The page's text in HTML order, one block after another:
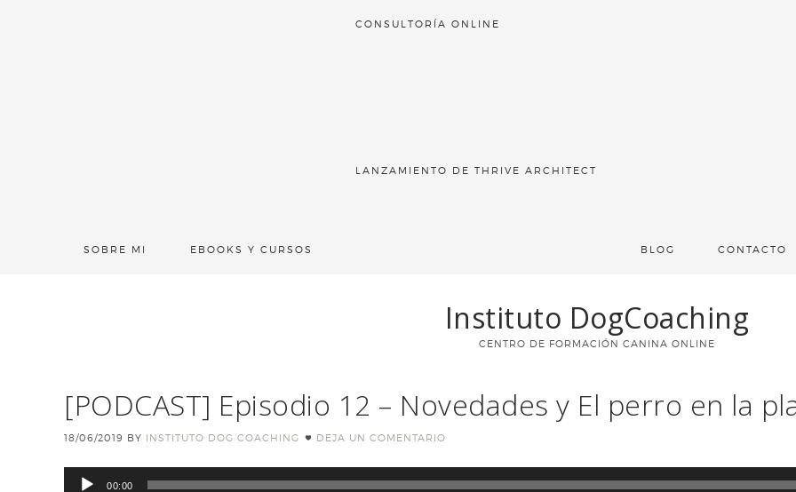
SOBRE MI EBOOKS Y CURSOS
CONSULTORÍA ONLINE
LANZAMIENTO DE THRIVE ARCHITECT
BLOG CONTACTO
Instituto DogCoaching
CENTRO DE FORMACIÓN CANINA ONLINE
[PODCAST] Episodio 12 – Novedades y El perro en la
18/06/2019 BY INSTITUTO DOG COACHING DEJA UN COMENTARIO
Reproductor
00:00